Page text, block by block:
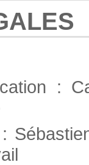
: